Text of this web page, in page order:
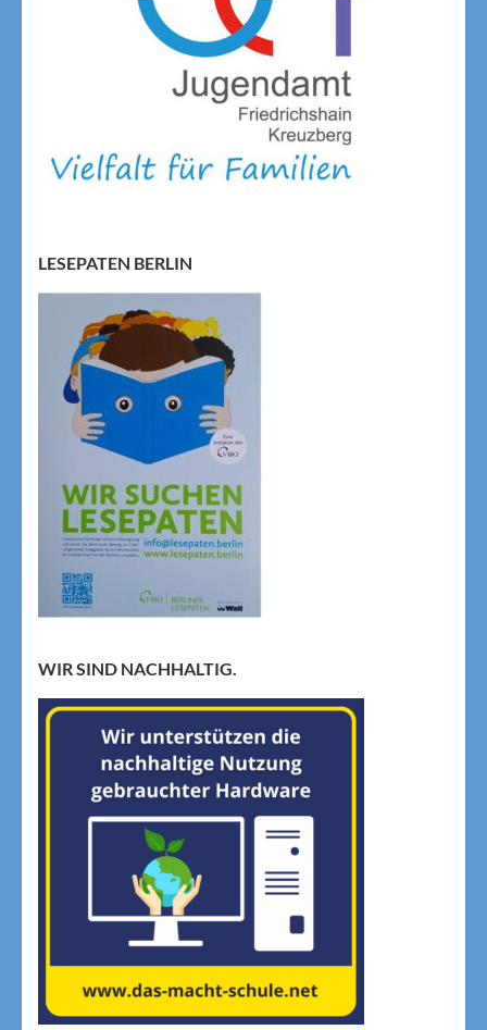
LESEPATEN BERLIN
WIR SIND NACHHALTIG.